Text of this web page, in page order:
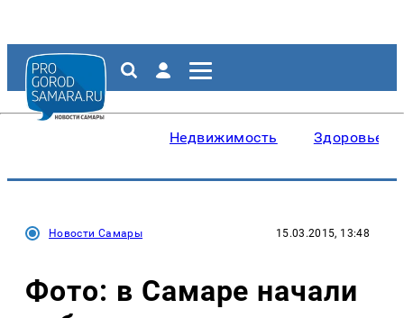
Недвижимость Здоровье
Новости Самары 15.03.2015, 13:48
Фото: в Самаре начали